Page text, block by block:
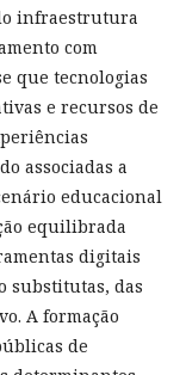
infraestrutura
com
que tecnologias
e recursos de
associadas a
educacional
equilibrada
digitais
substitutas, das
A formação
de